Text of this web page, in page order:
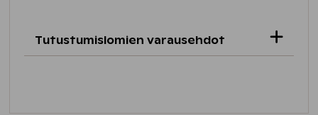
Tutustumislomien varausehdot
pidettävä noin kahden tunnin